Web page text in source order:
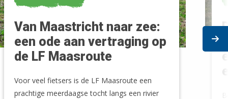
Van Maastricht naar zee:
een ode aan vertraging op
de LF Maasroute
Voor veel fietsers is de LF Maasroute een
prachtige meerdaagse tocht langs een rivier